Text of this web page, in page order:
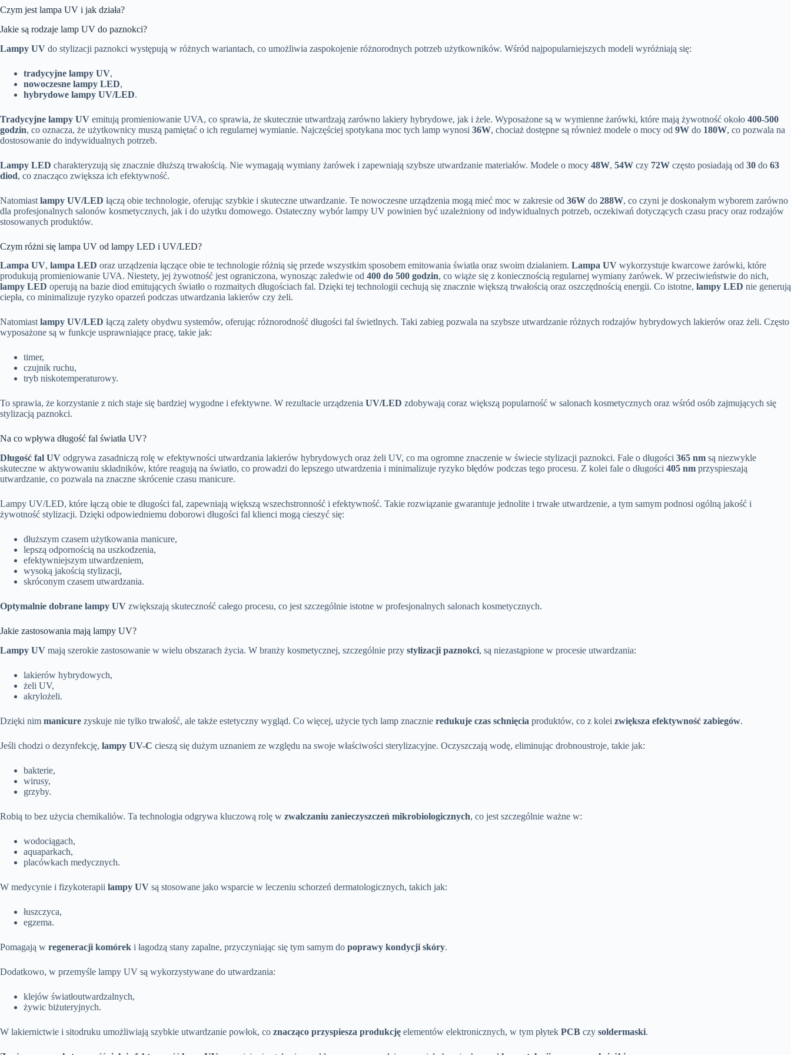
Czym jest lampa UV i jak działa?
Jakie są rodzaje lamp UV do paznokci?
Lampy UV do stylizacji paznokci występują w różnych wariantach, co umożliwia zaspokojenie różnorodnych potrzeb użytkowników. Wśród najpopularniejszych modeli wyróżniają się:
tradycyjne lampy UV,
nowoczesne lampy LED,
hybrydowe lampy UV/LED.
Tradycyjne lampy UV emitują promieniowanie UVA, co sprawia, że skutecznie utwardzają zarówno lakiery hybrydowe, jak i żele. Wyposażone są w wymienne żarówki, które mają żywotność około 400-500
godzin, co oznacza, że użytkownicy muszą pamiętać o ich regularnej wymianie. Najczęściej spotykana moc tych lamp wynosi 36W, chociaż dostępne są również modele o mocy od 9W do 180W, co pozwala na
dostosowanie do indywidualnych potrzeb.
Lampy LED charakteryzują się znacznie dłuższą trwałością. Nie wymagają wymiany żarówek i zapewniają szybsze utwardzanie materiałów. Modele o mocy 48W, 54W czy 72W często posiadają od 30 do 63
diod, co znacząco zwiększa ich efektywność.
Natomiast lampy UV/LED łączą obie technologie, oferując szybkie i skuteczne utwardzanie. Te nowoczesne urządzenia mogą mieć moc w zakresie od 36W do 288W, co czyni je doskonałym wyborem zarówno
dla profesjonalnych salonów kosmetycznych, jak i do użytku domowego. Ostateczny wybór lampy UV powinien być uzależniony od indywidualnych potrzeb, oczekiwań dotyczących czasu pracy oraz rodzajów
stosowanych produktów.
Czym różni się lampa UV od lampy LED i UV/LED?
Lampa UV, lampa LED oraz urządzenia łączące obie te technologie różnią się przede wszystkim sposobem emitowania światła oraz swoim działaniem. Lampa UV wykorzystuje kwarcowe żarówki, które
produkują promieniowanie UVA. Niestety, jej żywotność jest ograniczona, wynosząc zaledwie od 400 do 500 godzin, co wiąże się z koniecznością regularnej wymiany żarówek. W przeciwieństwie do nich,
lampy LED operują na bazie diod emitujących światło o rozmaitych długościach fal. Dzięki tej technologii cechują się znacznie większą trwałością oraz oszczędnością energii. Co istotne, lampy LED nie generują
ciepła, co minimalizuje ryzyko oparzeń podczas utwardzania lakierów czy żeli.
Natomiast lampy UV/LED łączą zalety obydwu systemów, oferując różnorodność długości fal świetlnych. Taki zabieg pozwala na szybsze utwardzanie różnych rodzajów hybrydowych lakierów oraz żeli. Często
wyposażone są w funkcje usprawniające pracę, takie jak:
timer,
czujnik ruchu,
tryb niskotemperaturowy.
To sprawia, że korzystanie z nich staje się bardziej wygodne i efektywne. W rezultacie urządzenia UV/LED zdobywają coraz większą popularność w salonach kosmetycznych oraz wśród osób zajmujących się
stylizacją paznokci.
Na co wpływa długość fal światła UV?
Długość fal UV odgrywa zasadniczą rolę w efektywności utwardzania lakierów hybrydowych oraz żeli UV, co ma ogromne znaczenie w świecie stylizacji paznokci. Fale o długości 365 nm są niezwykle
skuteczne w aktywowaniu składników, które reagują na światło, co prowadzi do lepszego utwardzenia i minimalizuje ryzyko błędów podczas tego procesu. Z kolei fale o długości 405 nm przyspieszają
utwardzanie, co pozwala na znaczne skrócenie czasu manicure.
Lampy UV/LED, które łączą obie te długości fal, zapewniają większą wszechstronność i efektywność. Takie rozwiązanie gwarantuje jednolite i trwałe utwardzenie, a tym samym podnosi ogólną jakość i
żywotność stylizacji. Dzięki odpowiedniemu doborowi długości fal klienci mogą cieszyć się:
dłuższym czasem użytkowania manicure,
lepszą odpornością na uszkodzenia,
efektywniejszym utwardzeniem,
wysoką jakością stylizacji,
skróconym czasem utwardzania.
Optymalnie dobrane lampy UV zwiększają skuteczność całego procesu, co jest szczególnie istotne w profesjonalnych salonach kosmetycznych.
Jakie zastosowania mają lampy UV?
Lampy UV mają szerokie zastosowanie w wielu obszarach życia. W branży kosmetycznej, szczególnie przy stylizacji paznokci, są niezastąpione w procesie utwardzania:
lakierów hybrydowych,
żeli UV,
akrylożeli.
Dzięki nim manicure zyskuje nie tylko trwałość, ale także estetyczny wygląd. Co więcej, użycie tych lamp znacznie redukuje czas schnięcia produktów, co z kolei zwiększa efektywność zabiegów.
Jeśli chodzi o dezynfekcję, lampy UV-C cieszą się dużym uznaniem ze względu na swoje właściwości sterylizacyjne. Oczyszczają wodę, eliminując drobnoustroje, takie jak:
bakterie,
wirusy,
grzyby.
Robią to bez użycia chemikaliów. Ta technologia odgrywa kluczową rolę w zwalczaniu zanieczyszczeń mikrobiologicznych, co jest szczególnie ważne w:
wodociągach,
aquaparkach,
placówkach medycznych.
W medycynie i fizykoterapii lampy UV są stosowane jako wsparcie w leczeniu schorzeń dermatologicznych, takich jak:
łuszczyca,
egzema.
Pomagają w regeneracji komórek i łagodzą stany zapalne, przyczyniając się tym samym do poprawy kondycji skóry.
Dodatkowo, w przemyśle lampy UV są wykorzystywane do utwardzania:
klejów światłoutwardzalnych,
żywic biżuteryjnych.
W lakiernictwie i sitodruku umożliwiają szybkie utwardzanie powłok, co znacząco przyspiesza produkcję elementów elektronicznych, w tym płytek PCB czy soldermaski.